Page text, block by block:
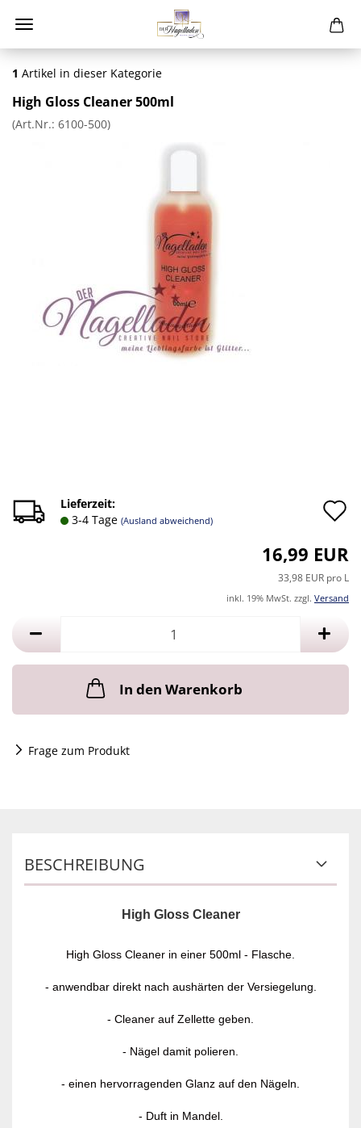
1 Artikel in dieser Kategorie
High Gloss Cleaner 500ml
(Art.Nr.: 6100-500)
Lieferzeit:
3-4 Tage (Ausland abweichend)
16,99 EUR
33,98 EUR pro L
inkl. 19% MwSt. zzgl. Versand
In den Warenkorb
Frage zum Produkt
BESCHREIBUNG
High Gloss Cleaner
High Gloss Cleaner in einer 500ml - Flasche.
- anwendbar direkt nach aushärten der Versiegelung.
- Cleaner auf Zellette geben.
- Nägel damit polieren.
- einen hervorragenden Glanz auf den Nägeln.
- Duft in Mandel.